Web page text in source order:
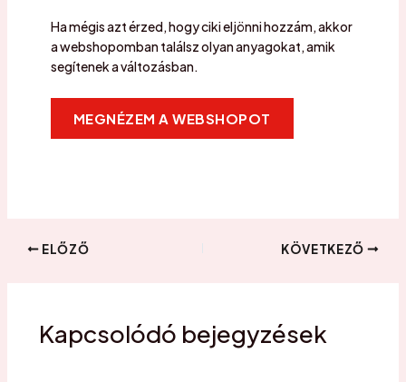
Ha mégis azt érzed, hogy ciki eljönni hozzám, akkor
a webshopomban találsz olyan anyagokat, amik
segítenek a változásban.
MEGNÉZEM A WEBSHOPOT
ELŐZŐ KÖVETKEZŐ
Kapcsolódó bejegyzések